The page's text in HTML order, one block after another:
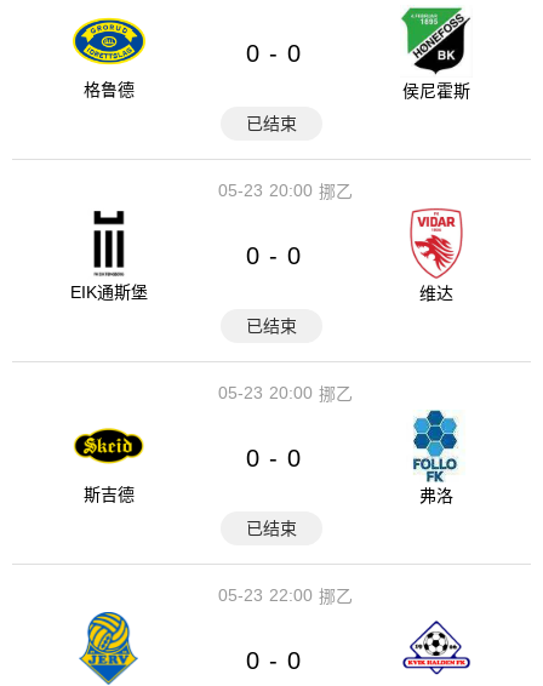
格鲁德
0 - 0
侯尼霍斯
已结束
20:00
05-23 挪乙
EIK通斯堡
0 - 0
维达
已结束
20:00
05-23 挪乙
斯吉德
0 - 0
弗洛
已结束
22:00
05-23 挪乙
0 - 0